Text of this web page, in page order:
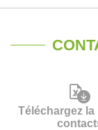
Téléchargez la